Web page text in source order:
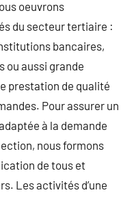
oeuvrons
du secteur tertiaire :
bancaires,
ou aussi grande
prestation de qualité
Pour assurer un
à la demande
nous formons
de tous et
Les activités d’une